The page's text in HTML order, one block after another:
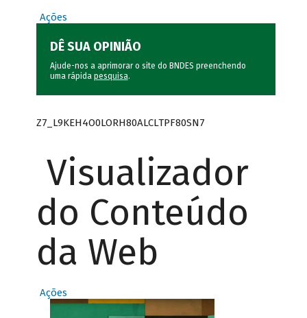
Ações
DÊ SUA OPINIÃO
Ajude-nos a aprimorar o site do BNDES preenchendo
uma rápida pesquisa.
Z7_L9KEH4O0LORH80ALCLTPF80SN7
Visualizador
do Conteúdo
da Web
Ações